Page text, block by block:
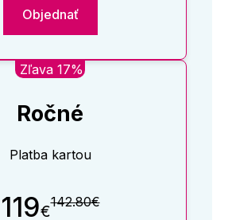
Objednať
Zľava 17%
Ročné
Platba kartou
119€142.80€